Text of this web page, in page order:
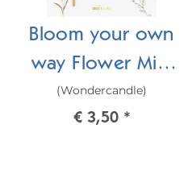
Bloom your own
way Flower Mini
Wondercard
(Wondercandle)
€ 3,50 *